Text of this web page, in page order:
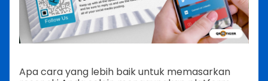
Apa cara yang lebih baik untuk memasarkan